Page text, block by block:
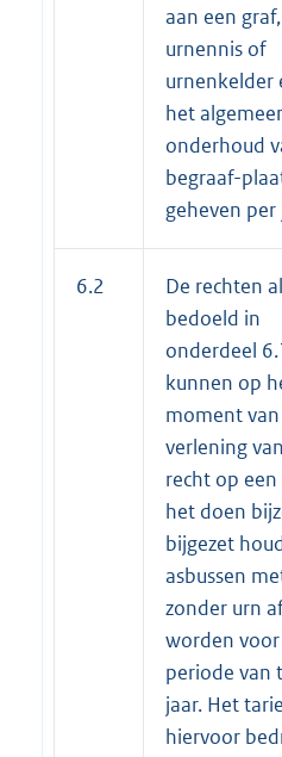
aan een graf,
urnennis of
urnenkelder
het
onderhoud
begraaf-
geheven per
6.2
De rechten
bedoeld in
onderdeel
kunnen op
moment van
verlening
recht op
het doen
bijgezet
asbussen
zonder urn
worden
periode van
jaar. Het
hiervoor